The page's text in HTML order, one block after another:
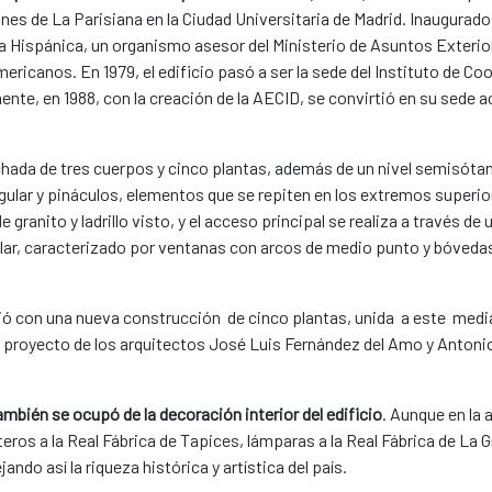
de La Parisiana en la Ciudad Universitaria de Madrid.
Hispánica, un organismo asesor del Ministerio de Asuntos
En 1979, el edificio pasó a ser la sede del Instituto de
en 1988, con la creación de la AECID, se convirtió en su sede
de tres cuerpos y cinco plantas, además de un nivel
y pináculos, elementos que se repiten en los extremos
granito y ladrillo visto, y el acceso principal se realiza a través
caracterizado por ventanas con arcos de medio punto y
con una nueva construcción de cinco plantas, unida a este
de los arquitectos José Luis Fernández del Amo y
se ocupó de la decoración interior del edificio . Aunque en
a la Real Fábrica de Tapices, lámparas a la Real Fábrica de
así la riqueza histórica y artística del país.